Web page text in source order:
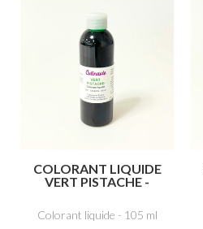
COLORANT LIQUIDE
VERT PISTACHE -
cochenille A E124,
Colorant liquide - 105 ml